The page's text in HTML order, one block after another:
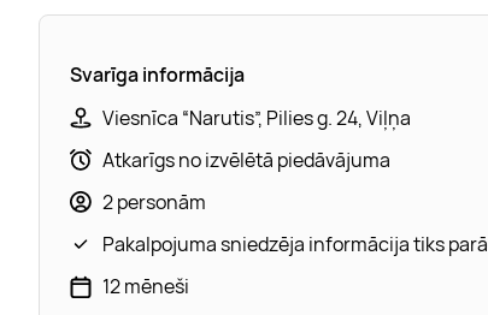
Svarīga informācija
Viesnīca “Narutis”, Pilies g. 24, Viļņa
Atkarīgs no izvēlētā piedāvājuma
2 personām
Pakalpojuma sniedzēja informācija tiks
12 mēneši